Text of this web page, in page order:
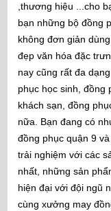
,thương hiệu ...cho
bạn những bộ đồng
không đơn giản
đẹp văn hóa đặc
nay cũng rất đa
phục học sinh, đồng
khách sạn, đồng
nữa. Bạn đang có
đồng phục quận 9
trải nghiệm với các
nhất, những sản
hiện đại với đội ngũ
cùng xưởng may